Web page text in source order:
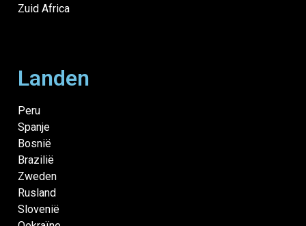
Zuid Africa
Landen
Peru
Spanje
Bosnië
Brazilië
Zweden
Rusland
Slovenië